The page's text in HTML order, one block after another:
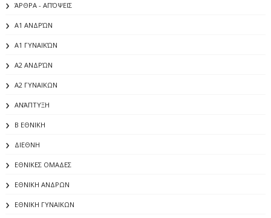
ΆΡΘΡΑ - ΑΠΌΨΕΙΣ
Α1 ΑΝΔΡΏΝ
Α1 ΓΥΝΑΙΚΏΝ
Α2 ΑΝΔΡΏΝ
Α2 ΓΥΝΑΙΚΩΝ
ΑΝΆΠΤΥΞΗ
Β ΕΘΝΙΚΗ
ΔΙΕΘΝΗ
ΕΘΝΙΚΕΣ ΟΜΑΔΕΣ
ΕΘΝΙΚΗ ΑΝΔΡΩΝ
ΕΘΝΙΚΗ ΓΥΝΑΙΚΩΝ